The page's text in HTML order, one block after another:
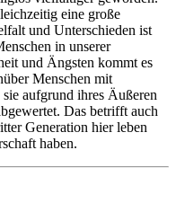
eine große
und Unterschieden ist
in unserer
und Ängsten kommt es
Menschen mit
aufgrund ihres Äußeren
Das betrifft auch
Generation hier leben
haben.